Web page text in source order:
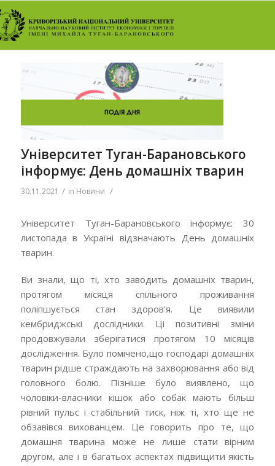
Університет Туган-Барановського
інформує: День домашніх тварин
30.11.2021 / in Новини /
Університет Туган-Барановського інформує: 30
листопада в Україні відзначають День домашніх
тварин.
Ви знали, що ті, хто заводить домашніх тварин,
протягом місяця спільного проживання
поліпшується стан здоров’я. Це виявили
кембриджські дослідники. Ці позитивні зміни
продовжували зберігатися протягом 10 місяців
дослідження. Було помічено,що господарі домашніх
тварин рідше страждають на захворювання або від
головного болю. Пізніше було виявлено, що
чоловіки-власники кішок або собак мають більш
рівний пульс і стабільний тиск, ніж ті, хто ще не
обзавівся вихованцем. Це говорить про те, що
домашня тварина може не лише стати вірним
другом, але і в багатьох аспектах підвищити якість